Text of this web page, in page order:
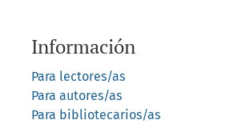
Información
Para lectores/as
Para autores/as
Para bibliotecarios/as